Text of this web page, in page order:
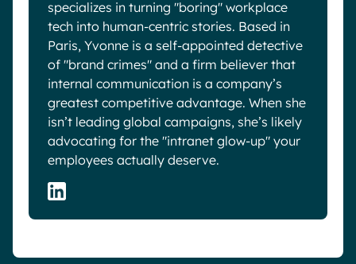
specializes in turning "boring" workplace
tech into human-centric stories. Based in
Paris, Yvonne is a self-appointed detective
of "brand crimes" and a firm believer that
internal communication is a company’s
greatest competitive advantage. When she
isn’t leading global campaigns, she’s likely
advocating for the "intranet glow-up" your
employees actually deserve.